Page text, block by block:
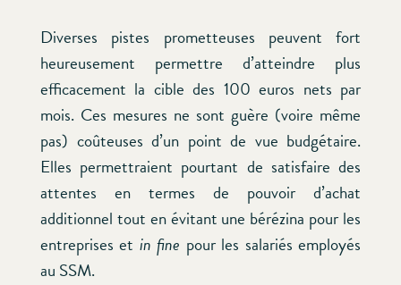
Diverses pistes prometteuses peuvent fort
heureusement permettre d’atteindre plus
efficacement la cible des 100 euros nets par
mois. Ces mesures ne sont guère (voire même
pas) coûteuses d’un point de vue budgétaire.
Elles permettraient pourtant de satisfaire des
attentes en termes de pouvoir d’achat
additionnel tout en évitant une bérézina pour les
entreprises et in fine pour les salariés employés
au SSM.